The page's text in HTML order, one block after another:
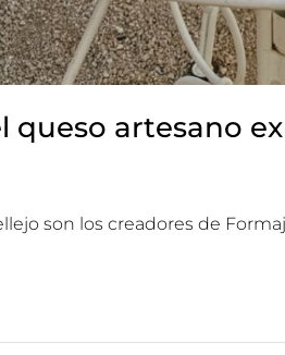
queso artesano
son los creadores de